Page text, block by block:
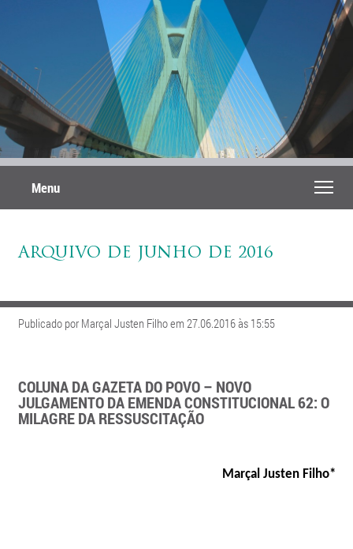
Menu
ARQUIVO DE JUNHO DE 2016
Publicado por Marçal Justen Filho em 27.06.2016 às 15:55
COLUNA DA GAZETA DO POVO – NOVO
JULGAMENTO DA EMENDA CONSTITUCIONAL 62: O
MILAGRE DA RESSUSCITAÇÃO
Marçal Justen Filho*